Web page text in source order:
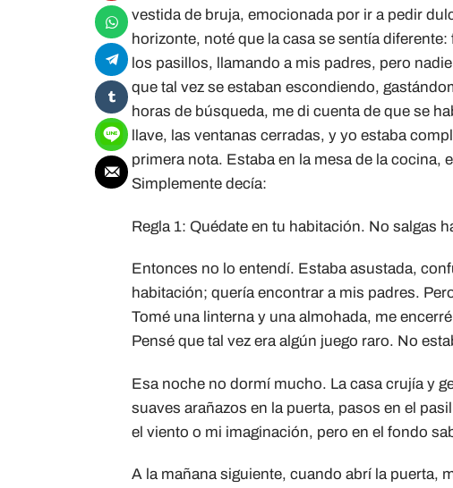
vestida de bruja, emocionada por ir a pedir
horizonte, noté que la casa se sentía
los pasillos, llamando a mis padres, pero
que tal vez se estaban escondiendo,
horas de búsqueda, me di cuenta de que se
llave, las ventanas cerradas, y yo estaba
primera nota. Estaba en la mesa de la cocina,
Simplemente decía:
Regla 1: Quédate en tu habitación. No salgas
Entonces no lo entendí. Estaba asustada,
habitación; quería encontrar a mis padres.
Tomé una linterna y una almohada, me
Pensé que tal vez era algún juego raro. No
Esa noche no dormí mucho. La casa crujía y
suaves arañazos en la puerta, pasos en el
el viento o mi imaginación, pero en el fondo
A la mañana siguiente, cuando abrí la puerta,